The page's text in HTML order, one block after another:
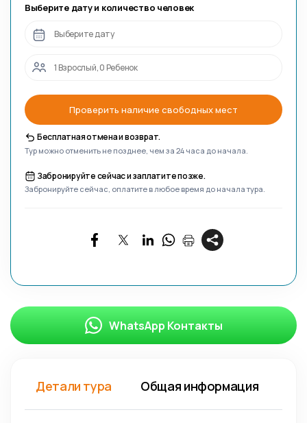
Детали тура Общая информация
Выберите дату и количество человек
Выберите дату
1 Взрослый, 0 Ребенок
Проверить наличие свободных мест
Бесплатная отмена и возврат.
Тур можно отменить не позднее, чем за 24 часа до начала.
Забронируйте сейчас и заплатите позже.
Забронируйте сейчас, оплатите в любое время до начала тура.
WhatsApp Контакты